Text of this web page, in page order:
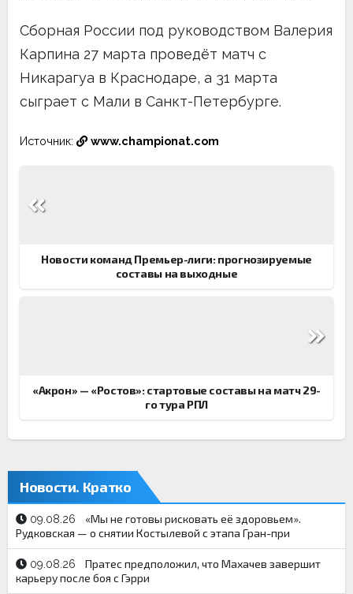
Сборная России под руководством Валерия
Карпина 27 марта проведёт матч с
Никарагуа в Краснодаре, а 31 марта
сыграет с Мали в Санкт-Петербурге.
Источник: www.championat.com
по
Новости команд Премьер-лиги: прогнозируемые
составы на выходные
«Акрон» — «Ростов»: стартовые составы на матч 29-
го тура РПЛ
Новости. Кратко
09.08.26
«Мы не готовы рисковать её здоровьем».
Рудковская — о снятии Костылевой с этапа Гран-при
09.08.26
Пратес предположил, что Махачев завершит
карьеру после боя с Гэрри